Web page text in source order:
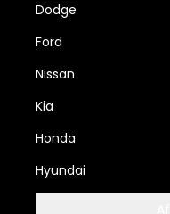
Dodge
Ford
Nissan
Kia
Honda
Hyundai